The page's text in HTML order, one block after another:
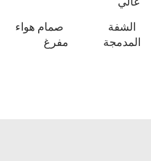
الشفة
المدمجة
صمام هواء
مفرغ